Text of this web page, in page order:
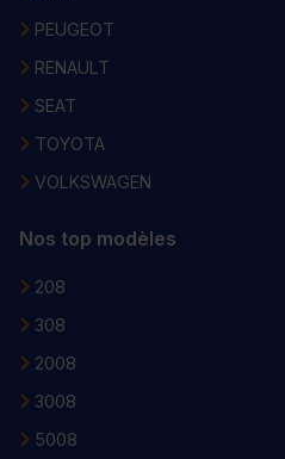
PEUGEOT
RENAULT
SEAT
TOYOTA
VOLKSWAGEN
Nos top modèles
208
308
2008
3008
5008